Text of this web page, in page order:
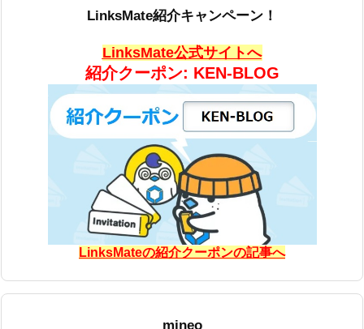
LinksMate紹介キャンペーン！
LinksMate公式サイトへ
紹介クーポン: KEN-BLOG
LinksMateの紹介クーポンの記事へ
mineo